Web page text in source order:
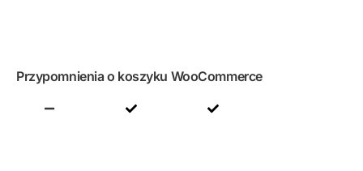
Przypomnienia o koszyku WooCommerce